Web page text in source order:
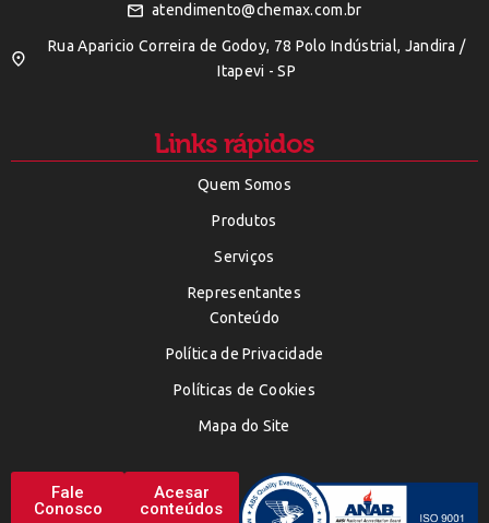
atendimento@chemax.com.br
Rua Aparicio Correira de Godoy, 78 Polo Indústrial, Jandira /
Itapevi - SP
Links rápidos
Quem Somos
Produtos
Serviços
Representantes
Conteúdo
Política de Privacidade
Políticas de Cookies
Mapa do Site
Fale
Conosco
Acesar
conteúdos